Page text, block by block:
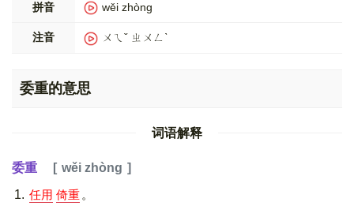
拼音 wěi zhòng
注音 ㄨㄟˇ ㄓㄨㄥˋ
委重的意思
词语解释
委重
wěi zhòng
任用 倚重 。